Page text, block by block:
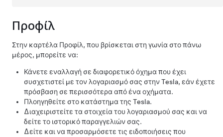
Προφίλ
Στην καρτέλα Προφίλ, που βρίσκεται στη γωνία στο πάνω
μέρος, μπορείτε να:
Κάνετε εναλλαγή σε διαφορετικό όχημα που έχει
συσχετιστεί με τον λογαριασμό σας στην Tesla, εάν έχετε
πρόσβαση σε περισσότερα από ένα οχήματα.
Πλοηγηθείτε στο κατάστημα της Tesla.
Διαχειριστείτε τα στοιχεία του λογαριασμού σας και να
δείτε το ιστορικό παραγγελιών σας.
Δείτε και να προσαρμόσετε τις ειδοποιήσεις που